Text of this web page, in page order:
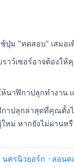
ปุ่ม "ทดสอบ" เสมอเ
ราว์เซอร์อาจต้องใ
ห้นาฬิกาปลุกทำงาน
าปลุกล่าสุดที่คุณตั้งไ
หม่ หากยังไม่ผ่านหรื
นครนิวยอร์ก · ลอนด